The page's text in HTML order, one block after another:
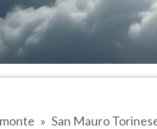
San Mauro